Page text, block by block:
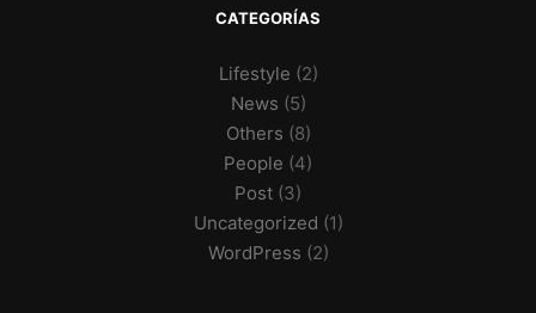
CATEGORÍAS
Lifestyle (2)
News (5)
Others (8)
People (4)
Post (3)
Uncategorized (1)
WordPress (2)